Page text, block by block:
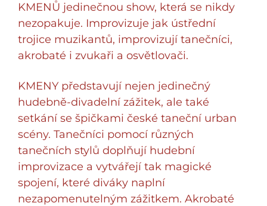
KMENŮ jedinečnou show, která se nikdy
nezopakuje. Improvizuje jak ústřední
trojice muzikantů, improvizují tanečníci,
akrobaté i zvukaři a osvětlovači.
KMENY představují nejen jedinečný
hudebně-divadelní zážitek, ale také
setkání se špičkami české taneční urban
scény. Tanečníci pomocí různých
tanečních stylů doplňují hudební
improvizace a vytvářejí tak magické
spojení, které diváky naplní
nezapomenutelným zážitkem. Akrobaté